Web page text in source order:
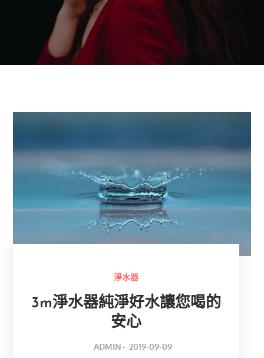
淨水器
3m淨水器純淨好水讓您喝的
安心
ADMIN
POSTED
2019-09-09